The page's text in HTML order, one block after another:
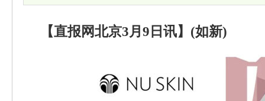
【直报网北京3月9日讯】(如新)